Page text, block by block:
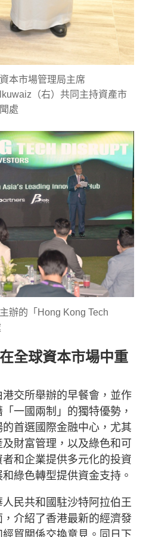
本市場管理局主席
（右）共同主持資產市
處
辦的「Hong Kong Tech
全球資本市場中重
交所舉辦的早餐會，並作
一國兩制」的獨特優勢，
首選國際金融中心，尤其
財富管理，以及綠色和可
和企業提供多元化的投資
綠色轉型提供資金支持。
民共和國駐沙特阿拉伯王
介紹了香港最新的經濟發
貿關係交換意見。同日下